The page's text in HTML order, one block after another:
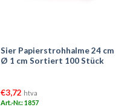
Sier Papierstrohhalme 24 cm
Ø 1 cm Sortiert 100 Stück
€3,72 htva
Art.-Nr.: 1857